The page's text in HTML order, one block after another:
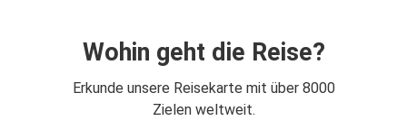
Wohin geht die Reise?
Erkunde unsere Reisekarte mit über 8000
Zielen weltweit.